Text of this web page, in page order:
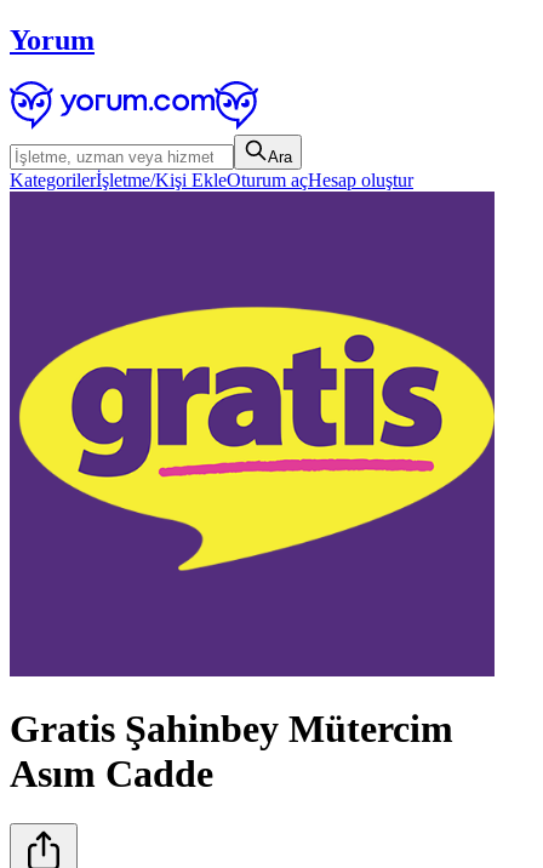
Yorum
Ara
Kategorilerİşletme/Kişi EkleOturum açHesap oluştur
Gratis Şahinbey Mütercim
Asım Cadde